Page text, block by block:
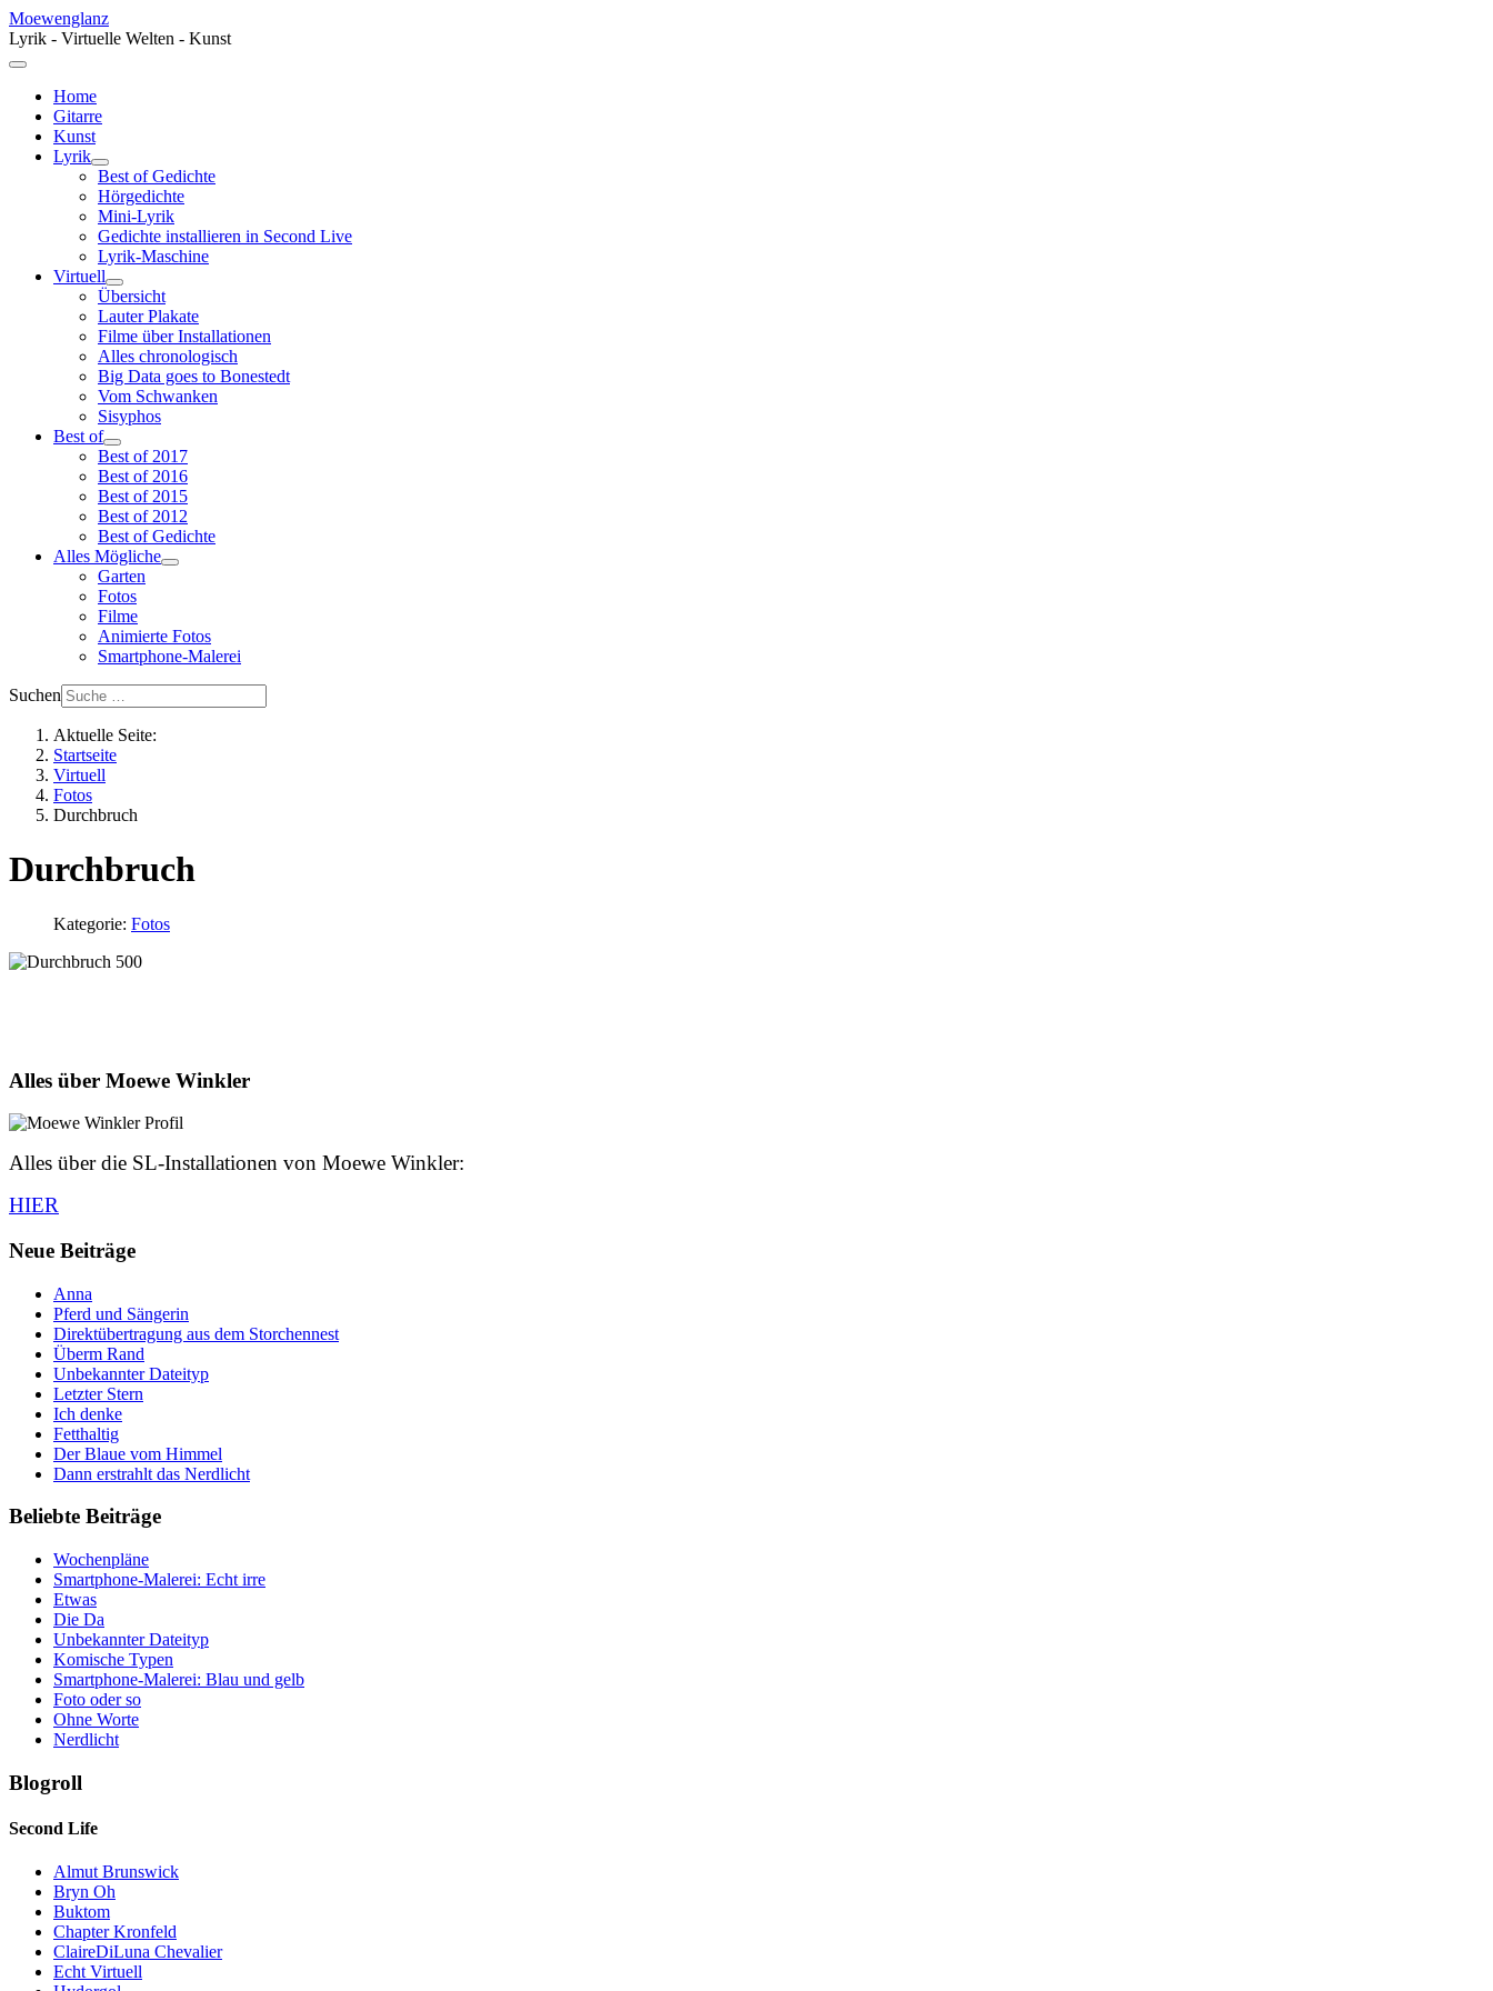
Moewenglanz
Lyrik - Virtuelle Welten - Kunst
Home
Gitarre
Kunst
Lyrik
Best of Gedichte
Hörgedichte
Mini-Lyrik
Gedichte installieren in Second Live
Lyrik-Maschine
Virtuell
Übersicht
Lauter Plakate
Filme über Installationen
Alles chronologisch
Big Data goes to Bonestedt
Vom Schwanken
Sisyphos
Best of
Best of 2017
Best of 2016
Best of 2015
Best of 2012
Best of Gedichte
Alles Mögliche
Garten
Fotos
Filme
Animierte Fotos
Smartphone-Malerei
Suchen
Aktuelle Seite:
Startseite
Virtuell
Fotos
Durchbruch
Durchbruch
Kategorie: Fotos
Alles über Moewe Winkler
Alles über die SL-Installationen von Moewe Winkler:
HIER
Neue Beiträge
Anna
Pferd und Sängerin
Direktübertragung aus dem Storchennest
Überm Rand
Unbekannter Dateityp
Letzter Stern
Ich denke
Fetthaltig
Der Blaue vom Himmel
Dann erstrahlt das Nerdlicht
Beliebte Beiträge
Wochenpläne
Smartphone-Malerei: Echt irre
Etwas
Die Da
Unbekannter Dateityp
Komische Typen
Smartphone-Malerei: Blau und gelb
Foto oder so
Ohne Worte
Nerdlicht
Blogroll
Second Life
Almut Brunswick
Bryn Oh
Buktom
Chapter Kronfeld
ClaireDiLuna Chevalier
Echt Virtuell